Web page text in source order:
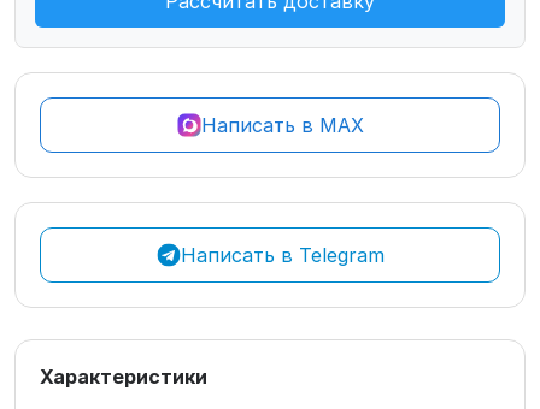
Написать в MAX
Написать в Telegram
Характеристики